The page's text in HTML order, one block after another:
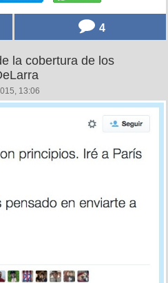
4
la cobertura de los
13:06